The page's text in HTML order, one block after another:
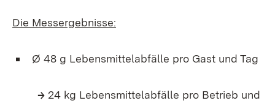
Die Messergebnisse:
Ø 48 g Lebensmittelabfälle pro Gast und Tag
→ 24 kg Lebensmittelabfälle pro Betrieb und